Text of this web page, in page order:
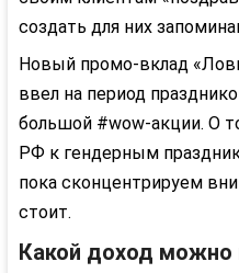
создать для них
Новый промо-вклад
ввел на период
большой #wow-акции. О
РФ к гендерным
пока сконцентрируем
стоит.
Какой доход можно